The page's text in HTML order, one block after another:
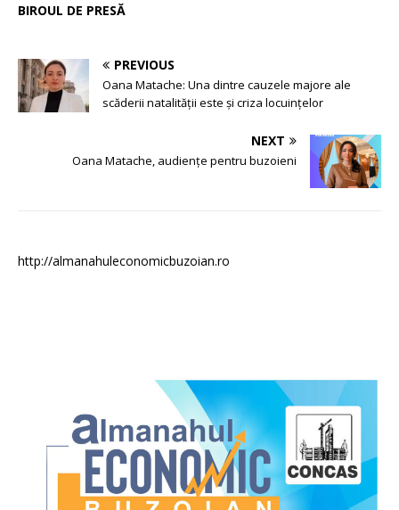
BIROUL DE PRESĂ
PREVIOUS
Oana Matache: Una dintre cauzele majore ale
scăderii natalității este și criza locuințelor
NEXT
Oana Matache, audiențe pentru buzoieni
http://almanahuleconomicbuzoian.ro